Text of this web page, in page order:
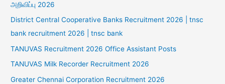
அறிவிப்பு 2026
District Central Cooperative Banks Recruitment 2026 | tnsc
bank recruitment 2026 | tnsc bank
TANUVAS Recruitment 2026 Office Assistant Posts
TANUVAS Milk Recorder Recruitment 2026
Greater Chennai Corporation Recruitment 2026